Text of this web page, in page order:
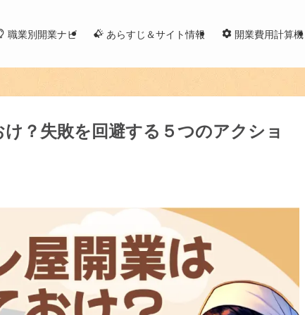
職業別開業ナビ あらすじ＆サイト情報 開業費用計算機
？失敗を回避する５つのアクショ